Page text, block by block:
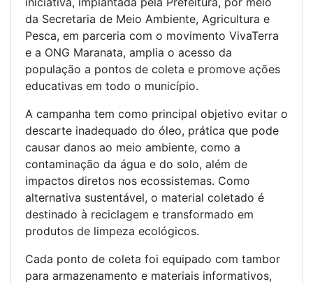
da Secretaria de Meio Ambiente, Agricultura e
Pesca, em parceria com o movimento VivaTerra
e a ONG Maranata, amplia o acesso da
população a pontos de coleta e promove ações
educativas em todo o município.
A campanha tem como principal objetivo evitar o
descarte inadequado do óleo, prática que pode
causar danos ao meio ambiente, como a
contaminação da água e do solo, além de
impactos diretos nos ecossistemas. Como
alternativa sustentável, o material coletado é
destinado à reciclagem e transformado em
produtos de limpeza ecológicos.
Cada ponto de coleta foi equipado com tambor
para armazenamento e materiais informativos,